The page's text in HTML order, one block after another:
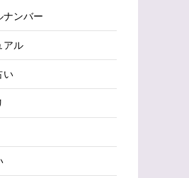
ナンバー
アル
い